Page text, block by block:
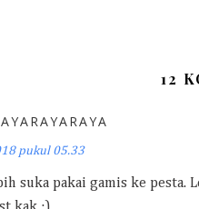
12
pukul 05.33
suka pakai gamis ke pesta.